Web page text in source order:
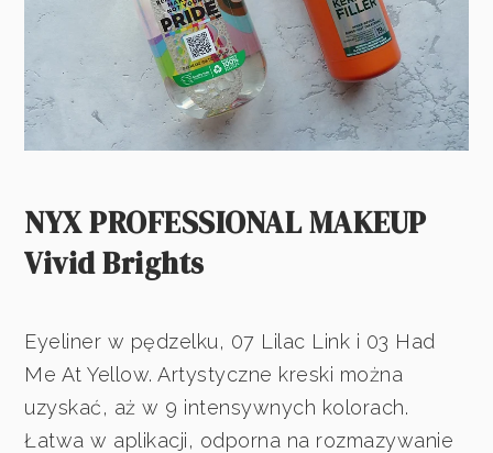
NYX PROFESSIONAL MAKEUP
Vivid Brights
Eyeliner w pędzelku, 07 Lilac Link i 03 Had
Me At Yellow. Artystyczne kreski można
uzyskać, aż w 9 intensywnych kolorach.
Łatwa w aplikacji, odporna na rozmazywanie